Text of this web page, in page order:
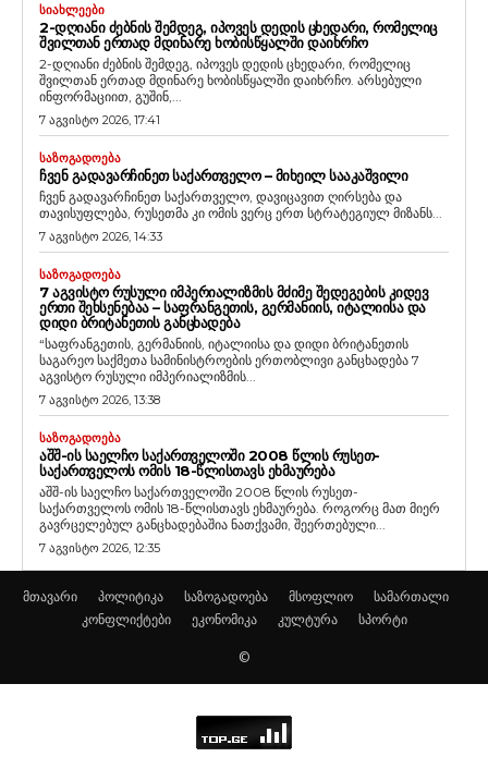
ᲡᲘᲐᲮᲚᲔᲔᲑᲘ
2-ᲓᲦᲘᲐᲜᲘ ᲫᲔᲑᲜᲘᲡ ᲨᲔᲛᲓᲔᲒ, ᲘᲞᲝᲕᲔᲡ ᲓᲔᲓᲘᲡ ᲪᲮᲔᲓᲐᲠᲘ, ᲠᲝᲛᲔᲚᲘᲪ
ᲨᲕᲘᲚᲗᲐᲜ ᲔᲠᲗᲐᲓ ᲛᲓᲘᲜᲐᲠᲔ ᲮᲝᲑᲘᲡᲬᲧᲐᲚᲨᲘ ᲓᲐᲘᲮᲠᲩᲝ
2-დღიანი ძებნის შემდეგ, იპოვეს დედის ცხედარი, რომელიც
შვილთან ერთად მდინარე ხობისწყალში დაიხრჩო. არსებული
ინფორმაციით, გუშინ,...
7 აგვისტო 2026, 17:41
ᲡᲐᲖᲝᲒᲐᲓᲝᲔᲑᲐ
ᲩᲕᲔᲜ ᲒᲐᲓᲐᲕᲐᲠᲩᲘᲜᲔᲗ ᲡᲐᲥᲐᲠᲗᲕᲔᲚᲝ – ᲛᲘᲮᲔᲘᲚ ᲡᲐᲐᲙᲐᲨᲕᲘᲚᲘ
ჩვენ გადავარჩინეთ საქართველო, დავიცავით ღირსება და
თავისუფლება, რუსეთმა კი ომის ვერც ერთ სტრატეგიულ მიზანს...
7 აგვისტო 2026, 14:33
ᲡᲐᲖᲝᲒᲐᲓᲝᲔᲑᲐ
7 ᲐᲒᲕᲘᲡᲢᲝ ᲠᲣᲡᲣᲚᲘ ᲘᲛᲞᲔᲠᲘᲐᲚᲘᲖᲛᲘᲡ ᲛᲫᲘᲛᲔ ᲨᲔᲓᲔᲒᲔᲑᲘᲡ ᲙᲘᲓᲔᲕ
ᲔᲠᲗᲘ ᲨᲔᲮᲡᲔᲜᲔᲑᲐᲐ – ᲡᲐᲤᲠᲐᲜᲒᲔᲗᲘᲡ, ᲒᲔᲠᲛᲐᲜᲘᲘᲡ, ᲘᲢᲐᲚᲘᲘᲡᲐ ᲓᲐ
ᲓᲘᲓᲘ ᲑᲠᲘᲢᲐᲜᲔᲗᲘᲡ ᲒᲐᲜᲪᲮᲐᲓᲔᲑᲐ
“საფრანგეთის, გერმანიის, იტალიისა და დიდი ბრიტანეთის
საგარეო საქმეთა სამინისტროების ერთობლივი განცხადება 7
აგვისტო რუსული იმპერიალიზმის...
7 აგვისტო 2026, 13:38
ᲡᲐᲖᲝᲒᲐᲓᲝᲔᲑᲐ
ᲐᲨᲨ-ᲘᲡ ᲡᲐᲔᲚᲩᲝ ᲡᲐᲥᲐᲠᲗᲕᲔᲚᲝᲨᲘ 2008 ᲬᲚᲘᲡ ᲠᲣᲡᲔᲗ-
ᲡᲐᲥᲐᲠᲗᲕᲔᲚᲝᲡ ᲝᲛᲘᲡ 18-ᲬᲚᲘᲡᲗᲐᲕᲡ ᲔᲮᲛᲐᲣᲠᲔᲑᲐ
აშშ-ის საელჩო საქართველოში 2008 წლის რუსეთ-
საქართველოს ომის 18-წლისთავს ეხმაურება. როგორც მათ მიერ
გავრცელებულ განცხადებაშია ნათქვამი, შეერთებული...
7 აგვისტო 2026, 12:35
მთავარი პოლიტიკა საზოგადოება მსოფლიო
სამართალი
კონფლიქტები
ეკონომიკა კულტურა სპორტი
©